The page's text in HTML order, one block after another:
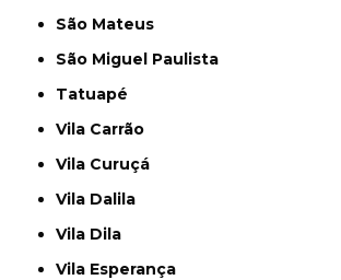
São Mateus
São Miguel Paulista
Tatuapé
Vila Carrão
Vila Curuçá
Vila Dalila
Vila Dila
Vila Esperança